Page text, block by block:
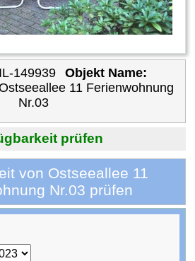
149939
Objekt Name:
11 Ferienwohnung
Nr.03
prüfen
von Ostseeallee 11
Nr.03 prüfen